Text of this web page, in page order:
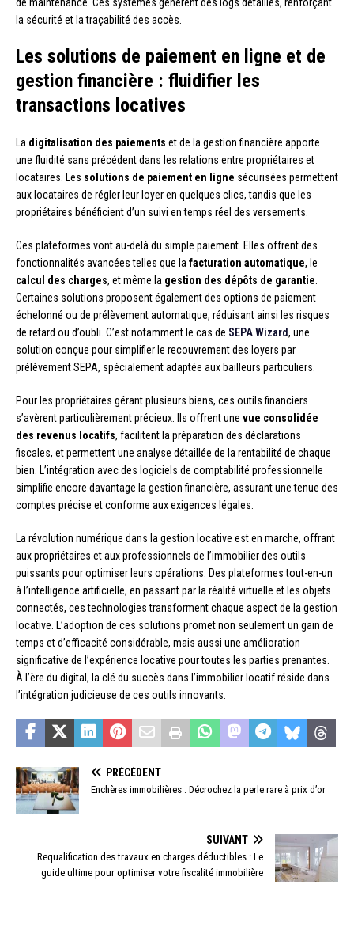
la sécurité et la traçabilité des accès.
Les solutions de paiement en ligne et de
gestion financière : fluidifier les
transactions locatives
La digitalisation des paiements et de la gestion financière apporte
une fluidité sans précédent dans les relations entre propriétaires et
locataires. Les solutions de paiement en ligne sécurisées permettent
aux locataires de régler leur loyer en quelques clics, tandis que les
propriétaires bénéficient d’un suivi en temps réel des versements.
Ces plateformes vont au-delà du simple paiement. Elles offrent des
fonctionnalités avancées telles que la facturation automatique, le
calcul des charges, et même la gestion des dépôts de garantie
Certaines solutions proposent également des options de paiement
échelonné ou de prélèvement automatique, réduisant ainsi les risques
de retard ou d’oubli. C’est notamment le cas de SEPA Wizard, une
solution conçue pour simplifier le recouvrement des loyers par
prélèvement SEPA, spécialement adaptée aux bailleurs particuliers.
Pour les propriétaires gérant plusieurs biens, ces outils financiers
s’avèrent particulièrement précieux. Ils offrent une vue consolidée
des revenus locatifs, facilitent la préparation des déclarations
fiscales, et permettent une analyse détaillée de la rentabilité de chaque
bien. L’intégration avec des logiciels de comptabilité professionnelle
simplifie encore davantage la gestion financière, assurant une tenue des
comptes précise et conforme aux exigences légales.
La révolution numérique dans la gestion locative est en marche, offrant
aux propriétaires et aux professionnels de l’immobilier des outils
puissants pour optimiser leurs opérations. Des plateformes tout-en-un
à l’intelligence artificielle, en passant par la réalité virtuelle et les objets
connectés, ces technologies transforment chaque aspect de la gestion
locative. L’adoption de ces solutions promet non seulement un gain de
temps et d’efficacité considérable, mais aussi une amélioration
significative de l’expérience locative pour toutes les parties prenantes.
À l’ère du digital, la clé du succès dans l’immobilier locatif réside dans
l’intégration judicieuse de ces outils innovants.
PRÉCÉDENT
Enchères immobilières : Décrochez la perle rare à prix d’or
SUIVANT
Requalification des travaux en charges déductibles : Le
guide ultime pour optimiser votre fiscalité immobilière